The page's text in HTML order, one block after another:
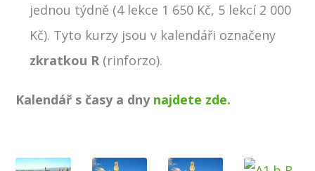
jednou týdně (4 lekce 1 650 Kč, 5 lekcí 2 000
Kč). Tyto kurzy jsou v kalendáři označeny
zkratkou R (rinforzo).
Kalendář s časy a dny najdete zde.